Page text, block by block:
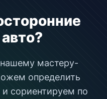
мастеру-
определить
сориентируем по